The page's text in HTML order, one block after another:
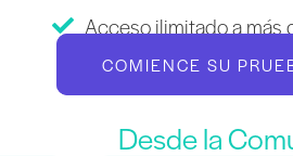
Acceso ilimitado a
COMIENCE SU
Desde la